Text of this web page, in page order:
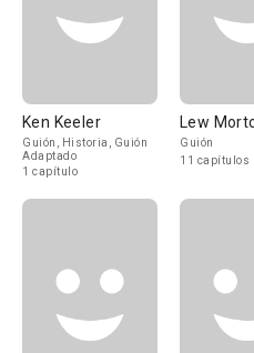
Ken Keeler
Guión, Historia, Guión
Adaptado
1 capítulo
Lew
Guión
11 capítulos